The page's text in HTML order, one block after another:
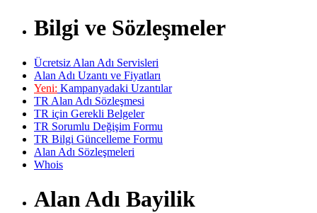
Bilgi ve Sözleşmeler
Ücretsiz Alan Adı Servisleri
Alan Adı Uzantı ve Fiyatları
Yeni: Kampanyadaki Uzantılar
TR Alan Adı Sözleşmesi
TR için Gerekli Belgeler
TR Sorumlu Değişim Formu
TR Bilgi Güncelleme Formu
Alan Adı Sözleşmeleri
Whois
Alan Adı Bayilik